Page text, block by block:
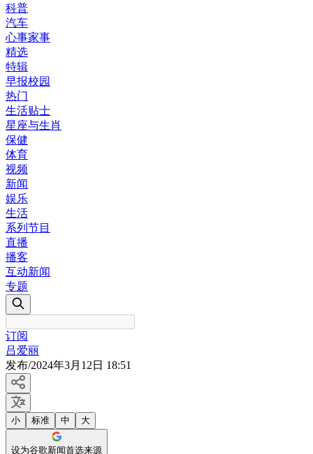
科普
汽车
心事家事
精选
特辑
早报校园
热门
生活贴士
星座与生肖
保健
体育
视频
新闻
娱乐
生活
系列节目
直播
播客
互动新闻
专题
订阅
吕爱丽
发布/2024年3月12日 18:51
小 标准 中 大
设为谷歌新闻首选来源